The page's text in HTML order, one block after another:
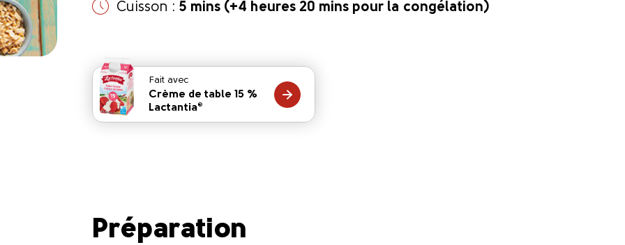
Cuisson :5 mins (+4 heures 20 mins pour la congélation)
Fait avec
Crème de table 15 %
Lactantia®
Préparation